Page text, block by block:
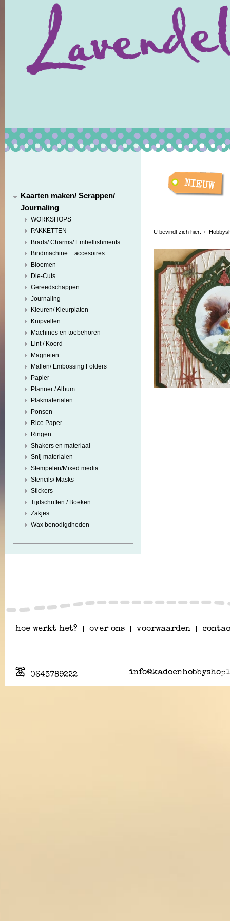
Kaarten maken/ Scrappen/
Journaling
WORKSHOPS
PAKKETTEN
Brads/ Charms/ Embellishments
Bindmachine + accesoires
Bloemen
Die-Cuts
Gereedschappen
Journaling
Kleuren/ Kleurplaten
Knipvellen
Machines en toebehoren
Lint / Koord
Magneten
Mallen/ Embossing Folders
Papier
Planner / Album
Plakmaterialen
Ponsen
Rice Paper
Ringen
Shakers en materiaal
Snij materialen
Stempelen/Mixed media
Stencils/ Masks
Stickers
Tijdschriften / Boeken
Zakjes
Wax benodigdheden
U bevindt zich hier:
hoe werkt het? over ons voorwaarden
0643789222